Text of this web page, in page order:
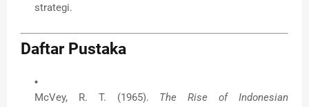
strategi.
Daftar Pustaka
McVey, R. T. (1965). The Rise of Indonesian